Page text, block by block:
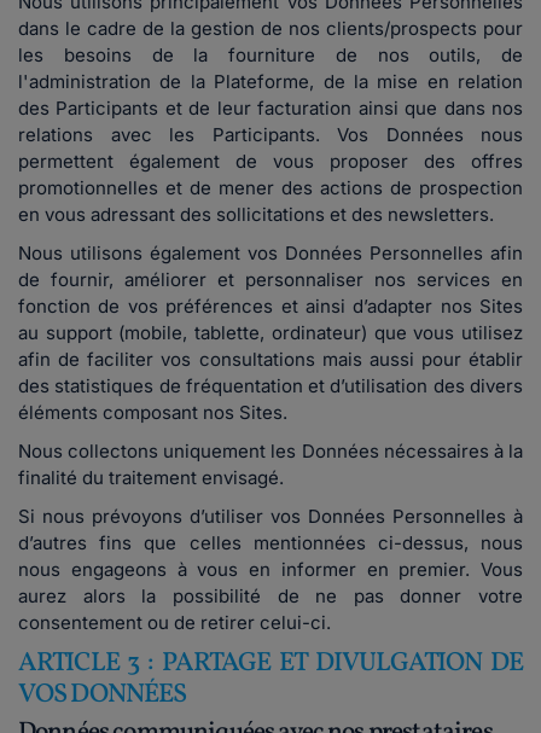
dans le cadre de la gestion de nos clients/prospects pour
les besoins de la fourniture de nos outils, de
l'administration de la Plateforme, de la mise en relation
des Participants et de leur facturation ainsi que dans nos
relations avec les Participants. Vos Données nous
permettent également de vous proposer des offres
promotionnelles et de mener des actions de prospection
en vous adressant des sollicitations et des newsletters.
Nous utilisons également vos Données Personnelles afin
de fournir, améliorer et personnaliser nos services en
fonction de vos préférences et ainsi d’adapter nos Sites
au support (mobile, tablette, ordinateur) que vous utilisez
afin de faciliter vos consultations mais aussi pour établir
des statistiques de fréquentation et d’utilisation des divers
éléments composant nos Sites.
Nous collectons uniquement les Données nécessaires à la
finalité du traitement envisagé.
Si nous prévoyons d’utiliser vos Données Personnelles à
d’autres fins que celles mentionnées ci-dessus, nous
nous engageons à vous en informer en premier. Vous
aurez alors la possibilité de ne pas donner votre
consentement ou de retirer celui-ci.
ARTICLE 3 : PARTAGE ET DIVULGATION DE
VOS DONNÉES